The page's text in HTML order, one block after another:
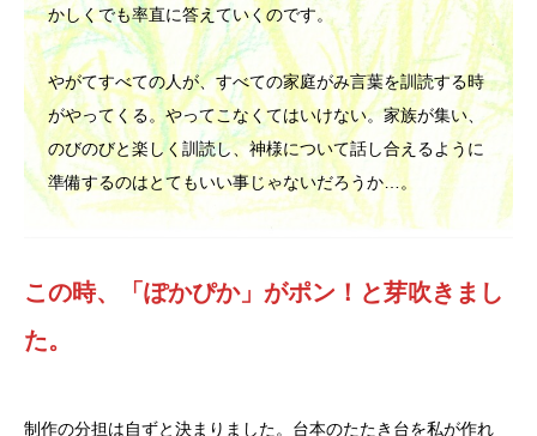
かしくでも率直に答えていくのです。
やがてすべての人が、すべての家庭がみ言葉を訓読する時
がやってくる。やってこなくてはいけない。家族が集い、
のびのびと楽しく訓読し、神様について話し合えるように
準備するのはとてもいい事じゃないだろうか…。
この時、「ぽかぴか」がポン！と芽吹きまし
た。
制作の分担は自ずと決まりました。台本のたたき台を私が作れ